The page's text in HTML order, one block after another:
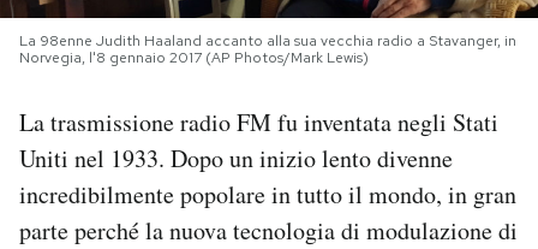
SHOP
CALENDARIO
AREA PERSONALE
La 98enne Judith Haaland accanto alla sua vecchia radio a Stavanger, in
Norvegia, l'8 gennaio 2017 (AP Photos/Mark Lewis)
La trasmissione radio FM fu inventata negli Stati
Uniti nel 1933. Dopo un inizio lento divenne
incredibilmente popolare in tutto il mondo, in gran
parte perché la nuova tecnologia di modulazione di